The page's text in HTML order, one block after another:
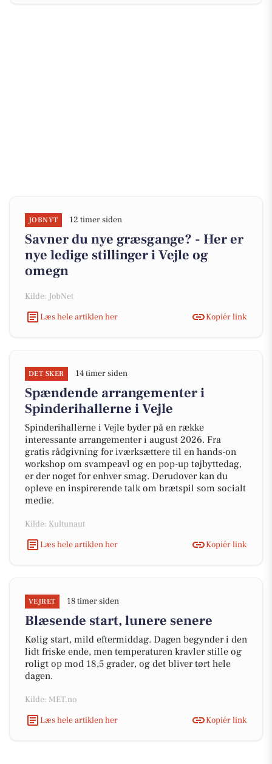
JOBNYT 12 timer siden
Savner du nye græsgange? - Her er
nye ledige stillinger i Vejle og
omegn
Kilde: JobNet
Læs hele artiklen her
Kopiér link
DET SKER 14 timer siden
Spændende arrangementer i
Spinderihallerne i Vejle
Spinderihallerne i Vejle byder på en række
interessante arrangementer i august 2026. Fra
gratis rådgivning for iværksættere til en hands-on
workshop om svampeavl og en pop-up tøjbyttedag,
er der noget for enhver smag. Derudover kan du
opleve en inspirerende talk om brætspil som socialt
medie.
Kilde: Kultunaut
Læs hele artiklen her
Kopiér link
VEJRET 18 timer siden
Blæsende start, lunere senere
Kølig start, mild eftermiddag. Dagen begynder i den
lidt friske ende, men temperaturen kravler stille og
roligt op mod 18,5 grader, og det bliver tørt hele
dagen.
Kilde: MET.no
Læs hele artiklen her
Kopiér link